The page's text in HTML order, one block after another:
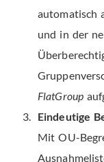
automatisch
und in der
FlatGroup
Eindeutige
Mit OU-